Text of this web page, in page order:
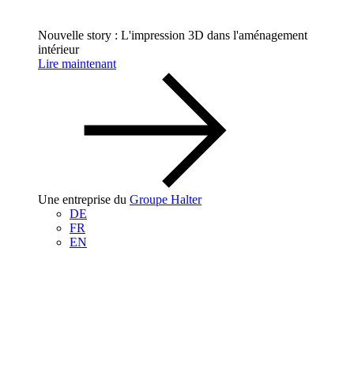
Nouvelle story : L'impression 3D dans l'aménagement
intérieur
Lire maintenant
Une entreprise du Groupe Halter
DE
FR
EN